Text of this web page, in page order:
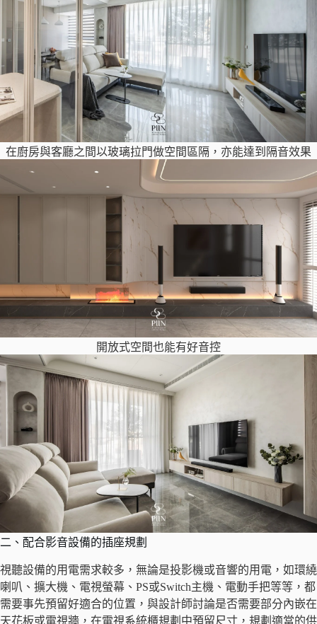
在廚房與客廳之間以玻璃拉門做空間區隔，亦能達到隔音效果
開放式空間也能有好音控
二、配合影音設備的插座規劃
視聽設備的用電需求較多，無論是投影機或音響的用電，如環繞
喇叭、擴大機、電視螢幕、PS或Switch主機、電動手把等等，都
需要事先預留好適合的位置，與設計師討論是否需要部分內嵌在
天花板或電視牆，在電視系統櫃規劃中預留尺寸，規劃適當的供